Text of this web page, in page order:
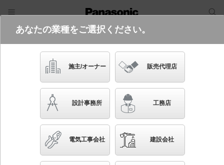
電気・建築設備（ビジネス）
フリーワード
品番・キーワード
SLB81879 LB1
あなたの業種をご選択ください。
施主/オーナー 販売代理店
設計事務所 工務店
電気工事会社 建設会社